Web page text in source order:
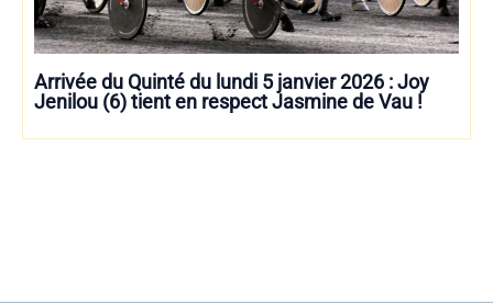
Arrivée du Quinté du lundi 5 janvier 2026 : Joy
Jenilou (6) tient en respect Jasmine de Vau !